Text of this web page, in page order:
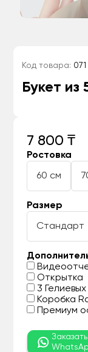
Код товара: 071
Букет из
7 800 ₸
Ростовка
60 см
Размер
Стандарт
Открытка
3
Коробка
Премиум